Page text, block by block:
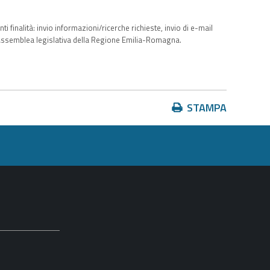
finalità: invio informazioni/ricerche richieste, invio di e-mail
legislativa della Regione Emilia-Romagna.
Azioni
sul
STAMPA